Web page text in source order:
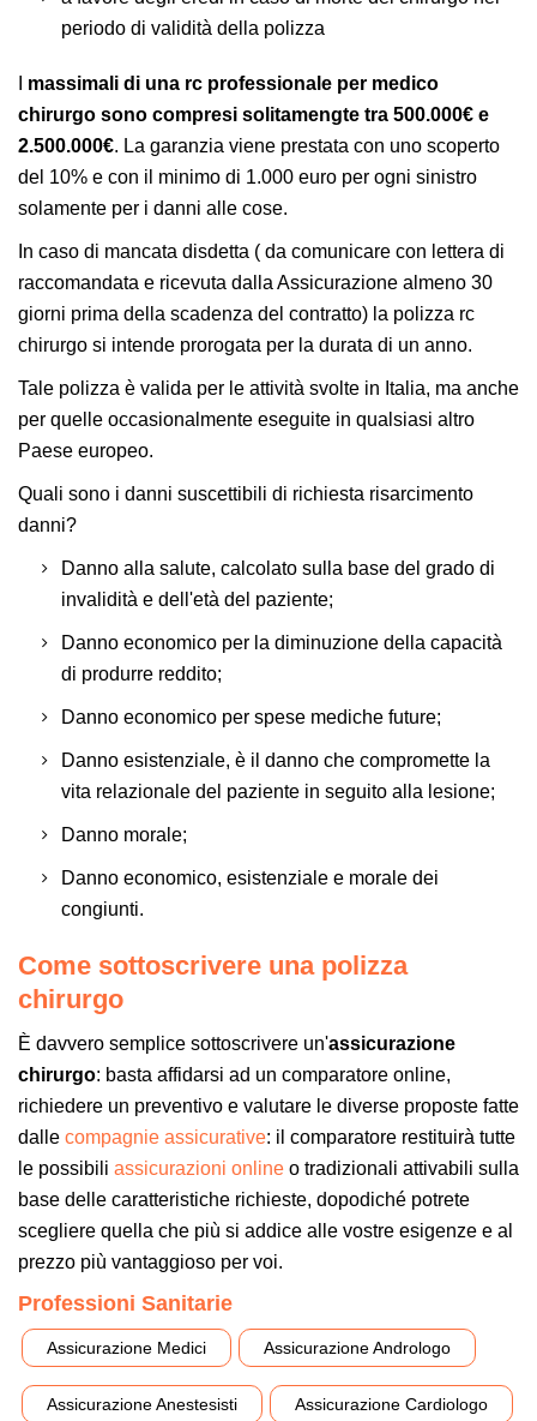
periodo di validità della polizza
massimali di una rc professionale per medico
chirurgo sono compresi solitamengte tra 500.000€ e
2.500.000€. La garanzia viene prestata con uno scoperto
del 10% e con il minimo di 1.000 euro per ogni sinistro
solamente per i danni alle cose.
In caso di mancata disdetta ( da comunicare con lettera di
raccomandata e ricevuta dalla Assicurazione almeno 30
giorni prima della scadenza del contratto) la polizza rc
chirurgo si intende prorogata per la durata di un anno.
Tale polizza è valida per le attività svolte in Italia, ma anche
per quelle occasionalmente eseguite in qualsiasi altro
Paese europeo.
Quali sono i danni suscettibili di richiesta risarcimento
danni?
Danno alla salute, calcolato sulla base del grado di
invalidità e dell'età del paziente;
Danno economico per la diminuzione della capacità
di produrre reddito;
Danno economico per spese mediche future;
Danno esistenziale, è il danno che compromette la
vita relazionale del paziente in seguito alla lesione;
Danno morale;
Danno economico, esistenziale e morale dei
congiunti.
Come sottoscrivere una polizza
chirurgo
È davvero semplice sottoscrivere un'assicurazione
chirurgo: basta affidarsi ad un comparatore online,
richiedere un preventivo e valutare le diverse proposte fatte
dalle compagnie assicurative: il comparatore restituirà tutte
le possibili assicurazioni online o tradizionali attivabili sulla
base delle caratteristiche richieste, dopodiché potrete
scegliere quella che più si addice alle vostre esigenze e al
prezzo più vantaggioso per voi.
Professioni Sanitarie
Assicurazione Medici Assicurazione Andrologo
Assicurazione Anestesisti Assicurazione Cardiologo